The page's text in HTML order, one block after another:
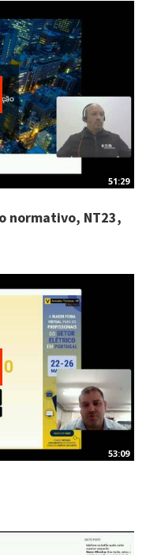
51:29
normativo, NT23,
53:09